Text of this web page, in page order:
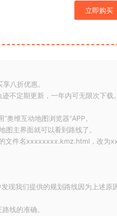
立即购买
八折优惠。
不定期更新，一年内可无限次下载
维互动地图浏览器”APP。
主界面就可以看到路线了。
文件名xxxxxxxx.kmz.html，改为
现我们提供的规划路线因为上述原
线的准确。